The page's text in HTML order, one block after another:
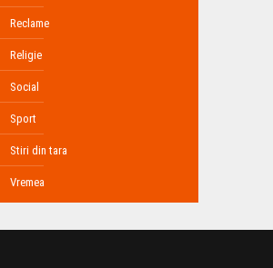
Reclame
Religie
Social
Sport
Stiri din tara
Vremea